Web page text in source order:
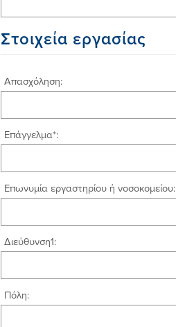
Στοιχεία εργασίας
Απασχόληση:
Επάγγελμα*:
Επωνυμία εργαστηρίου ή νοσοκομείου:
Διεύθυνση1:
Πόλη: